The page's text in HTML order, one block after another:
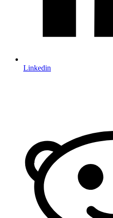
Linkedin